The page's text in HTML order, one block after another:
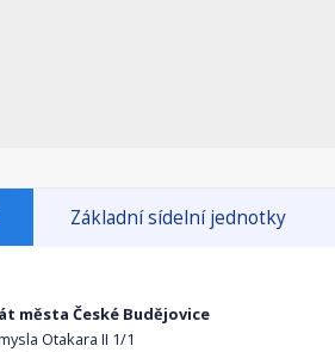
Základní sídelní jednotky
města České Budějovice
Otakara II 1/1